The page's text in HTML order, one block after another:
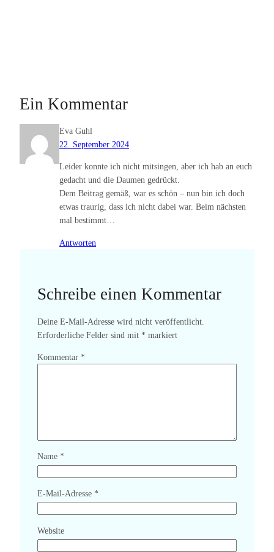
Ein Kommentar
Eva Guhl
22. September 2024
Leider konnte ich nicht mitsingen, aber ich hab an euch
gedacht und die Daumen gedrückt.
Dem Beitrag gemäß, war es schön – nun bin ich doch
etwas traurig, dass ich nicht dabei war. Beim nächsten
mal bestimmt…
Antworten
Schreibe einen Kommentar
Deine E-Mail-Adresse wird nicht veröffentlicht.
Erforderliche Felder sind mit * markiert
Kommentar *
Name *
E-Mail-Adresse *
Website